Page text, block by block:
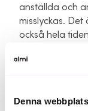
Denna
anställda och
misslyckas.
också hela
våra
och när vi kom